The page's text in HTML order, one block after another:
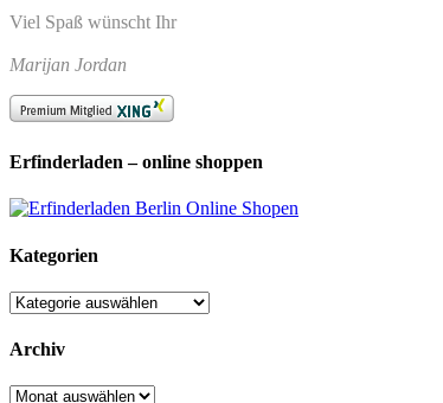
Viel Spaß wünscht Ihr
Marijan Jordan
Erfinderladen – online shoppen
Kategorien
Kategorien
Archiv
Archiv